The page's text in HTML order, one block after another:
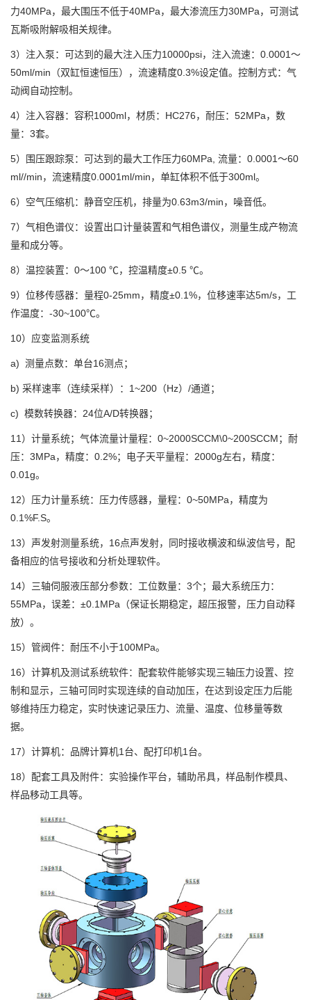
力40MPa，最大围压不低于40MPa，最大渗流压力30MPa，可测试
瓦斯吸附解吸相关规律。
3）注入泵：可达到的最大注入压力10000psi，注入流速：0.0001～
50ml/min（双缸恒速恒压），流速精度0.3%设定值。控制方式：气
动阀自动控制。
4）注入容器：容积1000ml，材质：HC276，耐压：52MPa，数
量：3套。
5）围压跟踪泵：可达到的最大工作压力60MPa, 流量：0.0001～60
ml//min，流速精度0.0001ml/min，单缸体积不低于300ml。
6）空气压缩机：静音空压机，排量为0.63m3/min，噪音低。
7）气相色谱仪：设置出口计量装置和气相色谱仪，测量生成产物流
量和成分等。
8）温控装置：0～100 ℃，控温精度±0.5 ℃。
9）位移传感器：量程0-25mm，精度±0.1%，位移速率达5m/s，工
作温度：-30~100℃。
10）应变监测系统
a) 测量点数：单台16测点；
b) 采样速率（连续采样）：1~200（Hz）/通道；
c) 模数转换器：24位A/D转换器；
11）计量系统；气体流量计量程：0~2000SCCM\0~200SCCM；耐
压：3MPa，精度：0.2%；电子天平量程：2000g左右，精度：
0.01g。
12）压力计量系统：压力传感器，量程：0~50MPa，精度为
0.1%F.S。
13）声发射测量系统，16点声发射，同时接收横波和纵波信号，配
备相应的信号接收和分析处理软件。
14）三轴伺服液压部分参数：工位数量：3个；最大系统压力：
55MPa，误差：±0.1MPa（保证长期稳定，超压报警，压力自动释
放）。
15）管阀件：耐压不小于100MPa。
16）计算机及测试系统软件：配套软件能够实现三轴压力设置、控
制和显示，三轴可同时实现连续的自动加压，在达到设定压力后能
够维持压力稳定，实时快速记录压力、流量、温度、位移量等数
据。
17）计算机：品牌计算机1台、配打印机1台。
18）配套工具及附件：实验操作平台，辅助吊具，样品制作模具、
样品移动工具等。